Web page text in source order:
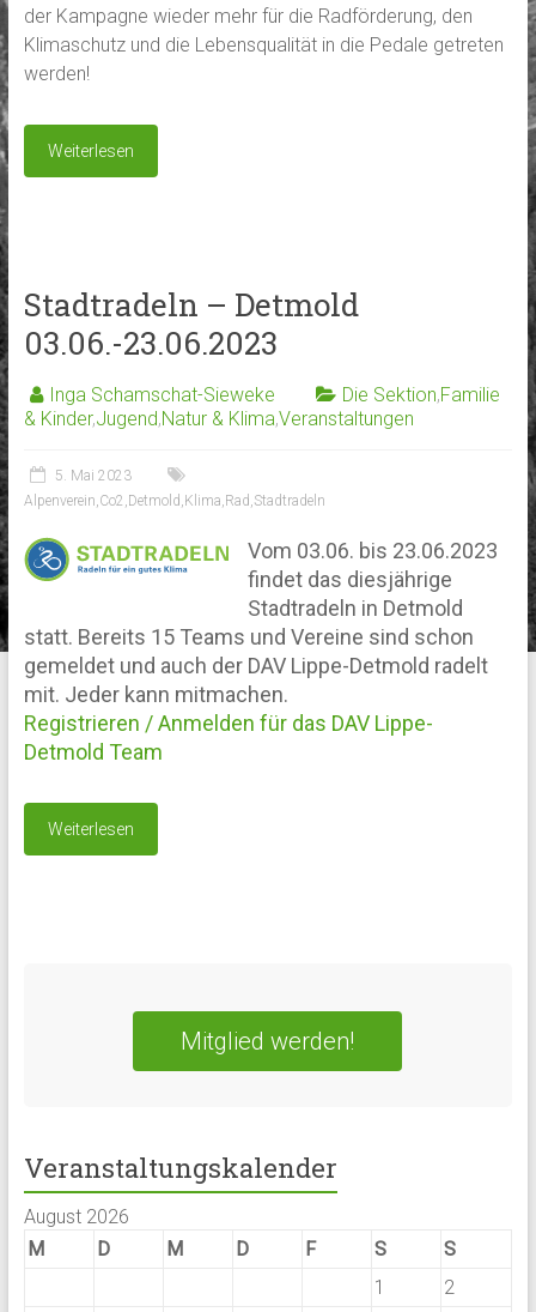
der Kampagne wieder mehr für die Radförderung, den
Klimaschutz und die Lebensqualität in die Pedale getreten
werden!
Weiterlesen
Stadtradeln – Detmold
03.06.-23.06.2023
Inga Schamschat-Sieweke Die Sektion,Familie
& Kinder,Jugend,Natur & Klima,Veranstaltungen
5. Mai 2023
Alpenverein Co2 Detmold Klima Rad Stadtradeln
Vom 03.06. bis 23.06.2023
findet das diesjährige
Stadtradeln in Detmold
statt. Bereits 15 Teams und Vereine sind schon
gemeldet und auch der DAV Lippe-Detmold radelt
mit. Jeder kann mitmachen.
Registrieren / Anmelden für das DAV Lippe-
Detmold Team
Weiterlesen
Mitglied werden!
Veranstaltungskalender
August 2026
M
D M D F S
S
1
2